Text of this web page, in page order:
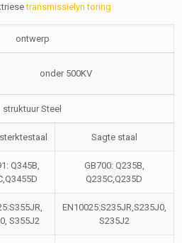
transmissielyn toring
ontwerp
onder 500KV
struktuur Steel
Sagte staal
Q345B,
GB700: Q235B,
Q235C,Q235D
S355J2
EN10025:S235JR,S235J0,
S235J2